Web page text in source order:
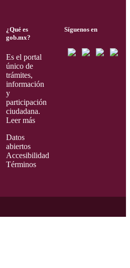
¿Qué es
gob.mx?
Es el portal
único de
trámites,
información
y
participación
ciudadana.
Leer más
Datos
abiertos
Accesibilidad
Términos
Síguenos en